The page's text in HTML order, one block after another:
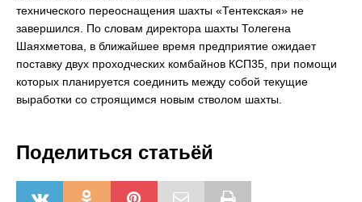
технического переоснащения шахты «Тентекская» не
завершился. По словам директора шахты Толегена
Шаяхметова, в ближайшее время предприятие ожидает
поставку двух проходческих комбайнов КСП35, при помощи
которых планируется соединить между собой текущие
выработки со строящимся новым стволом шахты.
Поделиться статьёй